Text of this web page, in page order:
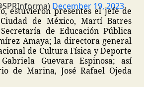
December 19, 2023
estuvieron presentes el jefe de
de México, Martí Batres
de Educación Pública
Amaya; la directora general
de Cultura Física y Deporte
Guevara Espinosa; así
de Marina, José Rafael Ojeda